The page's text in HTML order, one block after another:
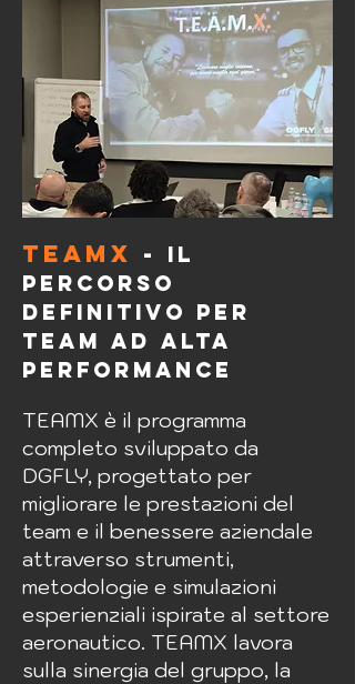
teamx -
Il
percorso
definitivo per
team ad alta
performance
TEAMX è il programma
completo sviluppato da
DGFLY, progettato per
migliorare le prestazioni del
team e il benessere aziendale
attraverso strumenti,
metodologie e simulazioni
esperienziali ispirate al settore
aeronautico. TEAMX lavora
sulla sinergia del gruppo, la